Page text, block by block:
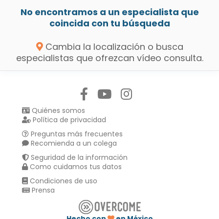
No encontramos a un especialista que
coincida con tu búsqueda
Cambia la localización o busca
especialistas que ofrezcan vídeo consulta.
Quiénes somos
Política de privacidad
Preguntas más frecuentes
Recomienda a un colega
Seguridad de la información
Como cuidamos tus datos
Condiciones de uso
Prensa